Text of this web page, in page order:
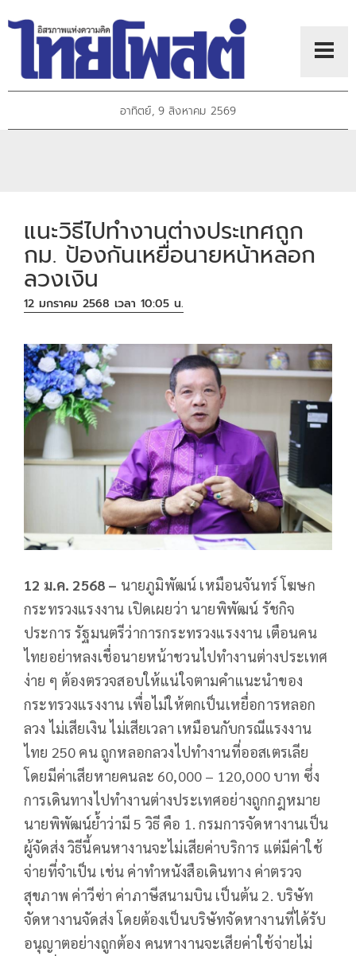
อาทิตย์, 9 สิงหาคม 2569
แนะวิธีไปทำงานต่างประเทศถูก
กม. ป้องกันเหยื่อนายหน้าหลอก
ลวงเงิน
12 มกราคม 2568 เวลา 10:05 น.
12 ม.ค. 2568 – นายภูมิพัฒน์ เหมือนจันทร์ โฆษก
กระทรวงแรงงาน เปิดเผยว่า นายพิพัฒน์ รัชกิจ
ประการ รัฐมนตรีว่าการกระทรวงแรงงาน เตือนคน
ไทยอย่าหลงเชื่อนายหน้าชวนไปทำงานต่างประเทศ
ง่าย ๆ ต้องตรวจสอบให้แน่ใจตามคำแนะนำของ
กระทรวงแรงงาน เพื่อไม่ให้ตกเป็นเหยื่อการหลอก
ลวง ไม่เสียเงิน ไม่เสียเวลา เหมือนกับกรณีแรงงาน
ไทย 250 คน ถูกหลอกลวงไปทำงานที่ออสเตรเลีย
โดยมีค่าเสียหายคนละ 60,000 – 120,000 บาท ซึ่ง
การเดินทางไปทำงานต่างประเทศอย่างถูกกฎหมาย
นายพิพัฒน์ย้ำว่ามี 5 วิธี คือ 1. กรมการจัดหางานเป็น
ผู้จัดส่ง วิธีนี้คนหางานจะไม่เสียค่าบริการ แต่มีค่าใช้
จ่ายที่จำเป็น เช่น ค่าทำหนังสือเดินทาง ค่าตรวจ
สุขภาพ ค่าวีซ่า ค่าภาษีสนามบิน เป็นต้น 2. บริษัท
จัดหางานจัดส่ง โดยต้องเป็นบริษัทจัดหางานที่ได้รับ
อนุญาตอย่างถูกต้อง คนหางานจะเสียค่าใช้จ่ายไม่